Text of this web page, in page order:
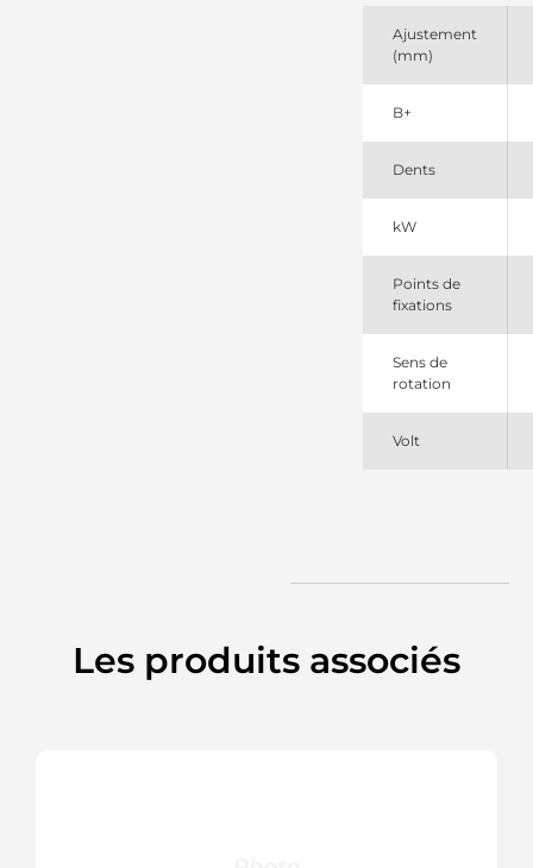
0240000044
Nikko
115954
19942
Lester
6008633210
Komatsu
91284052
Wilson
941526112
PSH
Ajustement
(mm)
B+
Dents
kW
Points de
fixations
Sens de
rotation
Volt
Les produits associés